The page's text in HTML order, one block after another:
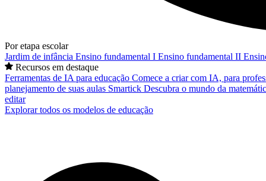
Por etapa escolar
Jardim de infância Ensino fundamental I Ensino fundamental II
Recursos em destaque
Ferramentas de IA para educação Comece a criar com IA, para
planejamento de suas aulas Smartick Descubra o mundo da
editar
Explorar todos os modelos de educação